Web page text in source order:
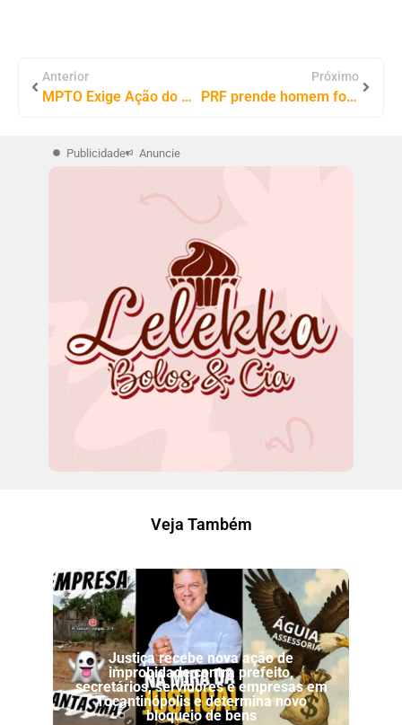
Anterior
MPTO Exige Ação do Município de Gurupi para Garantir Assistência Completa a Pacientes em Tratamento Fora da Cidade
Próximo
PRF prende homem foragido da justiça por homicídio em Araguaína/TO
Publicidade Anuncie
Veja Também
Justiça recebe nova ação de
improbidade contra prefeito,
secretários, servidores e empresas em
Tocantinópolis e determina novo
bloqueio de bens